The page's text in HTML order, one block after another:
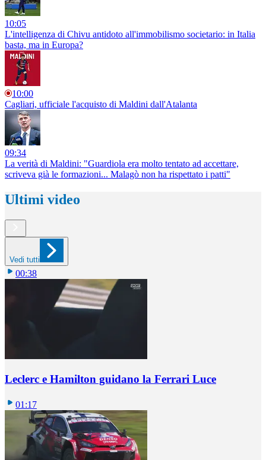
10:05
L'intelligenza di Chivu antidoto all'immobilismo societario: in Italia
basta, ma in Europa?
10:00
Cagliari, ufficiale l'acquisto di Maldini dall'Atalanta
09:34
La verità di Maldini: "Guardiola era molto tentato ad accettare,
scriveva già le formazioni... Malagò non ha rispettato i patti"
Ultimi video
Vedi tutti
00:38
Leclerc e Hamilton guidano la Ferrari Luce
01:17